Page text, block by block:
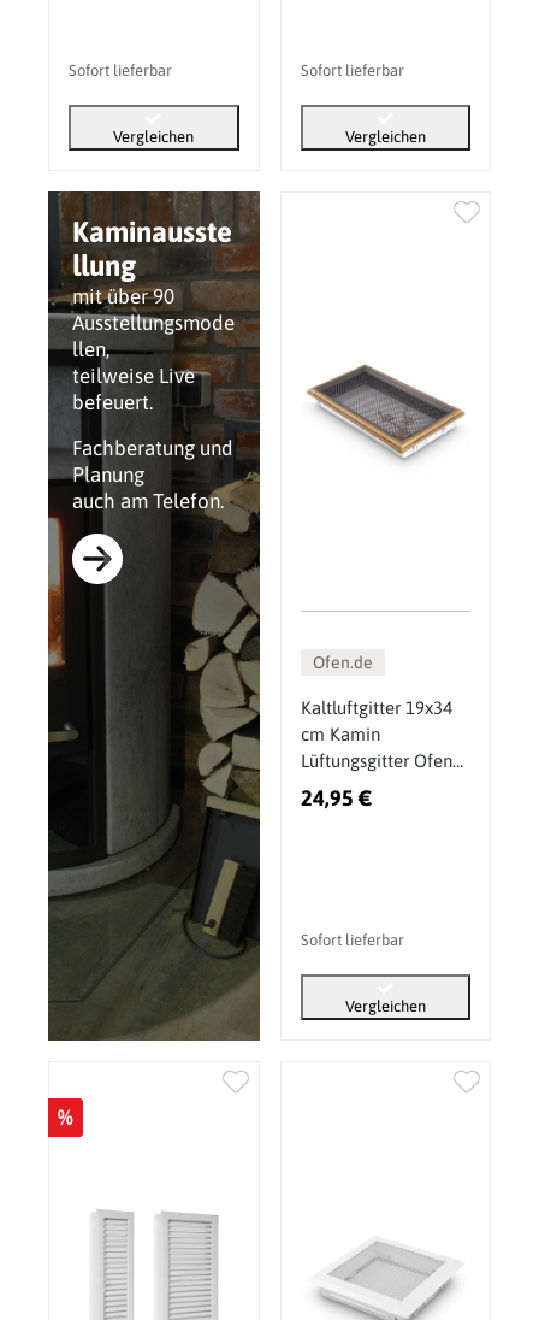
Kaminausste
llung
mit über 90
Ausstellungsmode
llen,
teilweise Live
befeuert.
Fachberatung und
Planung
auch am Telefon.
Sofort lieferbar
Vergleichen
Sofort lieferbar
Vergleichen
Ofen.de
Kaltluftgitter 19x34
cm Kamin
Lüftungsgitter Ofen
Gitter Gold Patina
24,95 €
Sofort lieferbar
Vergleichen
%